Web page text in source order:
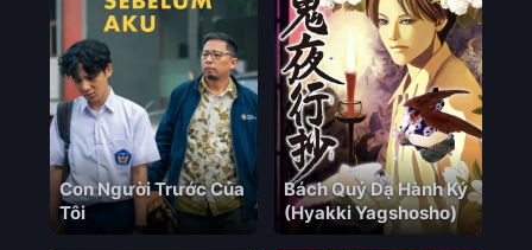
Con Người Trước Của
Tôi
Bách Quỷ Dạ Hành Ký
(Hyakki Yagshosho)